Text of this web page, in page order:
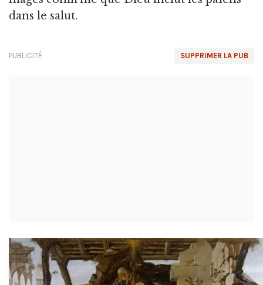
dans le salut.
SUPPRIMER LA PUB
PUBLICITÉ